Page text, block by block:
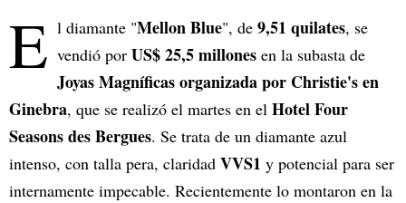
E l diamante "Mellon Blue", de 9,51 quilates, se
vendió por US$ 25,5 millones en la subasta de
Joyas Magníficas organizada por Christie's en
Ginebra, que se realizó el martes en el Hotel Four
Seasons des Bergues. Se trata de un diamante azul
intenso, con talla pera, claridad VVS1 y potencial para ser
internamente impecable. Recientemente lo montaron en la